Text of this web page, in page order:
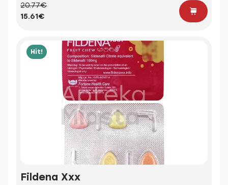
20.77€
15.61€
Hit!
Fildena Xxx